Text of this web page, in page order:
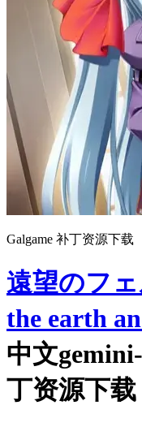
Galgame 补丁资源下载
遠望のフ
the earth
中文
丁资源下载